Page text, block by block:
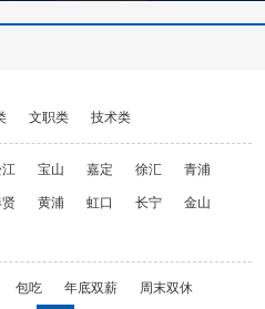
文职类 技术类
宝山 嘉定 徐汇 青浦
黄浦 虹口 长宁 金山
包吃 年底双薪 周末双休